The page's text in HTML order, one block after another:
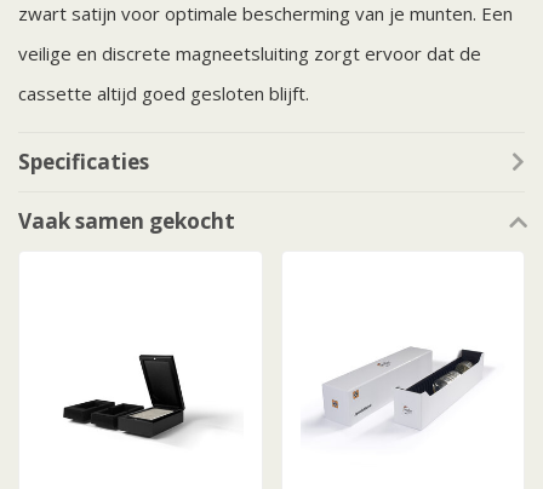
zwart satijn voor optimale bescherming van je munten. Een
veilige en discrete magneetsluiting zorgt ervoor dat de
cassette altijd goed gesloten blijft.
Specificaties
Vaak samen gekocht